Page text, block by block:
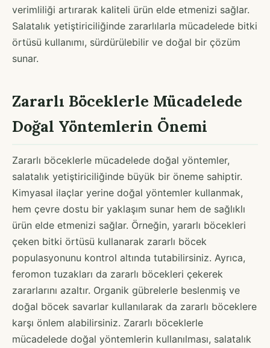
verimliliği artırarak kaliteli ürün elde etmenizi sağlar.
Salatalık yetiştiriciliğinde zararlılarla mücadelede bitki
örtüsü kullanımı, sürdürülebilir ve doğal bir çözüm
sunar.
Zararlı Böceklerle Mücadelede
Doğal Yöntemlerin Önemi
Zararlı böceklerle mücadelede doğal yöntemler,
salatalık yetiştiriciliğinde büyük bir öneme sahiptir.
Kimyasal ilaçlar yerine doğal yöntemler kullanmak,
hem çevre dostu bir yaklaşım sunar hem de sağlıklı
ürün elde etmenizi sağlar. Örneğin, yararlı böcekleri
çeken bitki örtüsü kullanarak zararlı böcek
populasyonunu kontrol altında tutabilirsiniz. Ayrıca,
feromon tuzakları da zararlı böcekleri çekerek
zararlarını azaltır. Organik gübrelerle beslenmiş ve
doğal böcek savarlar kullanılarak da zararlı böceklere
karşı önlem alabilirsiniz. Zararlı böceklerle
mücadelede doğal yöntemlerin kullanılması, salatalık